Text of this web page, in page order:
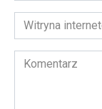
*Witryna
internetowa
Komentarz